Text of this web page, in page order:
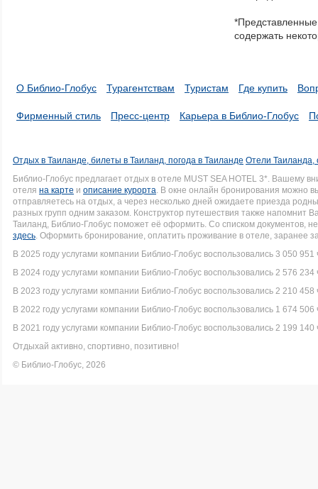
a
series.
содержать
О Библио-Глобус Турагентствам Туристам Где купить
Фирменный стиль Пресс-центр Карьера в Библио-Глобус
Отдых в Таиланде, билеты в Таиланд, погода в Таиланде Отели Таиланда,
Библио-Глобус предлагает отдых в отеле MUST SEA HOTEL 3*.
отеля на карте и описание курорта. В окне онлайн бронирования можно
отправляетесь на отдых, а через несколько дней ожидаете приезда
разных групп одним заказом. Конструктор путешествия также напомнит
Таиланд, Библио-Глобус поможет её оформить. Со списком
здесь. Оформить бронирование, оплатить проживание в отеле, заранее
В 2025 году услугами компании Библио-Глобус воспользовались 3 050 951
В 2024 году услугами компании Библио-Глобус воспользовались 2 576 234
В 2023 году услугами компании Библио-Глобус воспользовались 2 210 458
В 2022 году услугами компании Библио-Глобус воспользовались 1 674 506
В 2021 году услугами компании Библио-Глобус воспользовались 2 199 140
Отдыхай активно, спортивно, позитивно!
© Библио-Глобус, 2026